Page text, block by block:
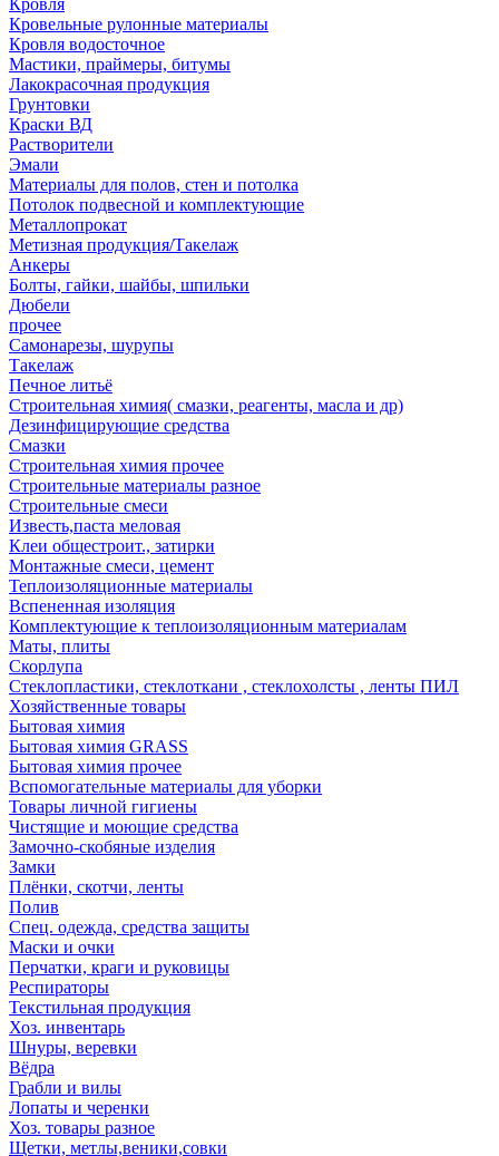
Кровля
Кровельные рулонные материалы
Кровля водосточное
Мастики, праймеры, битумы
Лакокрасочная продукция
Грунтовки
Краски ВД
Растворители
Эмали
Материалы для полов, стен и потолка
Потолок подвесной и комплектующие
Металлопрокат
Метизная продукция/Такелаж
Анкеры
Болты, гайки, шайбы, шпильки
Дюбели
прочее
Самонарезы, шурупы
Такелаж
Печное литьё
Строительная химия( смазки, реагенты, масла и др)
Дезинфицирующие средства
Смазки
Строительная химия прочее
Строительные материалы разное
Строительные смеси
Известь,паста меловая
Клеи общестроит., затирки
Монтажные смеси, цемент
Теплоизоляционные материалы
Вспененная изоляция
Комплектующие к теплоизоляционным материалам
Маты, плиты
Скорлупа
Стеклопластики, стеклоткани , стеклохолсты , ленты ПИЛ
Хозяйственные товары
Бытовая химия
Бытовая химия GRASS
Бытовая химия прочее
Вспомогательные материалы для уборки
Товары личной гигиены
Чистящие и моющие средства
Замочно-скобяные изделия
Замки
Плёнки, скотчи, ленты
Полив
Спец. одежда, средства защиты
Маски и очки
Перчатки, краги и руковицы
Респираторы
Текстильная продукция
Хоз. инвентарь
Шнуры, веревки
Вёдра
Грабли и вилы
Лопаты и черенки
Хоз. товары разное
Щетки, метлы,веники,совки